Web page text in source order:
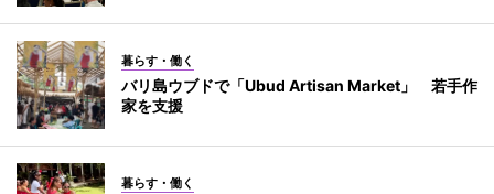
暮らす・働く
バリ島ウブドで「Ubud Artisan Market」 若手作
家を支援
暮らす・働く